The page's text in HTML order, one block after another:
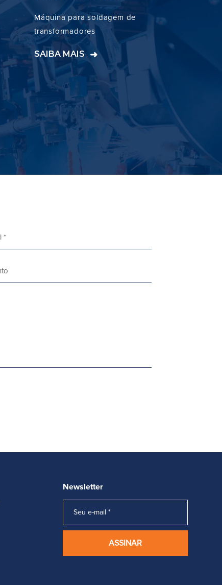
Máquina para soldagem de
transformadores
SAIBA MAIS ➜
Newsletter